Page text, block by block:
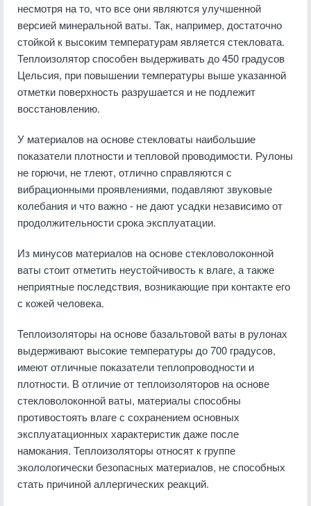
несмотря на то, что все они являются улучшенной
версией минеральной ваты. Так, например, достаточно
стойкой к высоким температурам является стекловата.
Теплоизолятор способен выдерживать до 450 градусов
Цельсия, при повышении температуры выше указанной
отметки поверхность разрушается и не подлежит
восстановлению.
У материалов на основе стекловаты наибольшие
показатели плотности и тепловой проводимости. Рулоны
не горючи, не тлеют, отлично справляются с
вибрационными проявлениями, подавляют звуковые
колебания и что важно - не дают усадки независимо от
продолжительности срока эксплуатации.
Из минусов материалов на основе стекловолоконной
ваты стоит отметить неустойчивость к влаге, а также
неприятные последствия, возникающие при контакте его
с кожей человека.
Теплоизоляторы на основе базальтовой ваты в рулонах
выдерживают высокие температуры до 700 градусов,
имеют отличные показатели теплопроводности и
плотности. В отличие от теплоизоляторов на основе
стекловолоконной ваты, материалы способны
противостоять влаге с сохранением основных
эксплуатационных характеристик даже после
намокания. Теплоизоляторы относят к группе
эколологически безопасных материалов, не способных
стать причиной аллергических реакций.